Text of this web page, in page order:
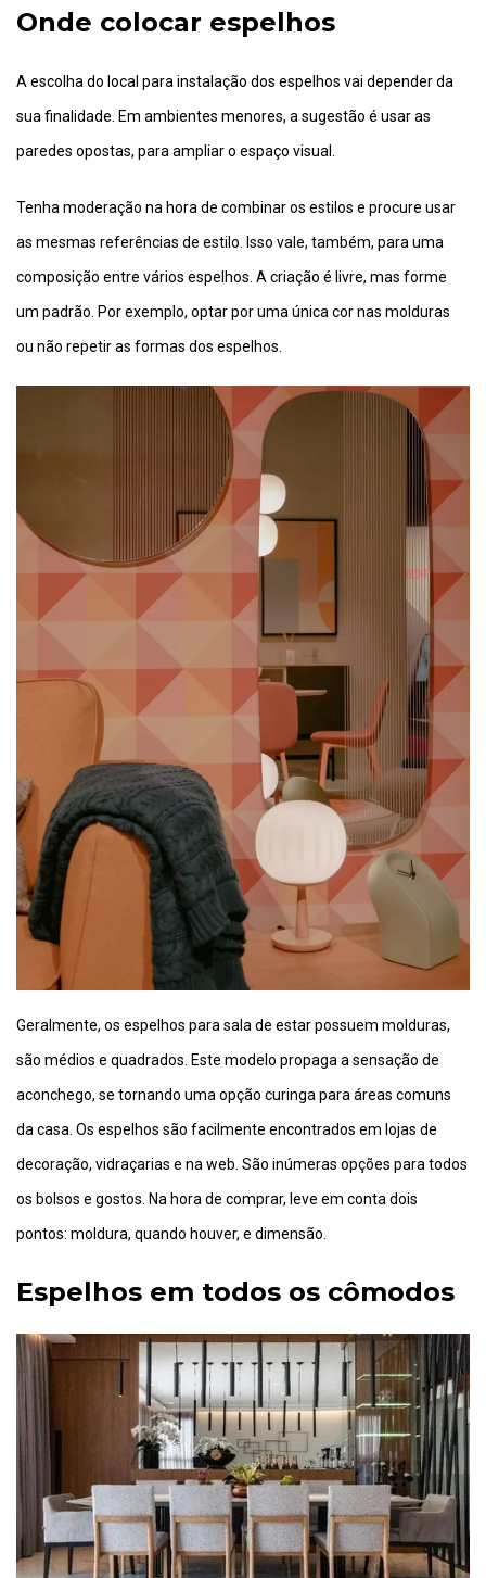
Onde colocar espelhos
A escolha do local para instalação dos espelhos vai depender da
sua finalidade. Em ambientes menores, a sugestão é usar as
paredes opostas, para ampliar o espaço visual.
Tenha moderação na hora de combinar os estilos e procure usar
as mesmas referências de estilo. Isso vale, também, para uma
composição entre vários espelhos. A criação é livre, mas forme
um padrão. Por exemplo, optar por uma única cor nas molduras
ou não repetir as formas dos espelhos.
Geralmente, os espelhos para sala de estar possuem molduras,
são médios e quadrados. Este modelo propaga a sensação de
aconchego, se tornando uma opção curinga para áreas comuns
da casa. Os espelhos são facilmente encontrados em lojas de
decoração, vidraçarias e na web. São inúmeras opções para todos
os bolsos e gostos. Na hora de comprar, leve em conta dois
pontos: moldura, quando houver, e dimensão.
Espelhos em todos os cômodos